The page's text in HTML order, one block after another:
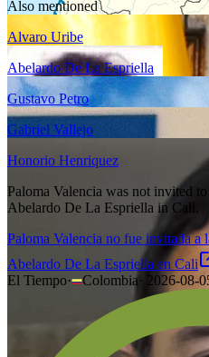
Also mentioned
Alvaro Uribe
Abelardo De La Espriella
Gustavo Petro
Gabriel Vallejo
Honorio Henriquez
Paloma Valencia was not invited
Abelardo De La Espriella in Cali.
Paloma Valencia no fue invitada a
Abelardo De La Espriella en Cali
El Tiempo· Colombia· 2026-08-